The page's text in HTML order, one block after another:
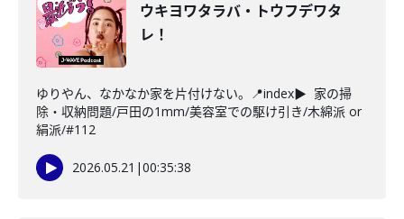
ウキヨワタラバ・トウフデワタ
レ！
ゆりやん、なかなか家を片付けない。📍index▶ 家の掃
除・収納問題/戸田の1mm/美容室での駆け引き/木綿派 or
絹派/#112
2026.05.21 |00:35:38